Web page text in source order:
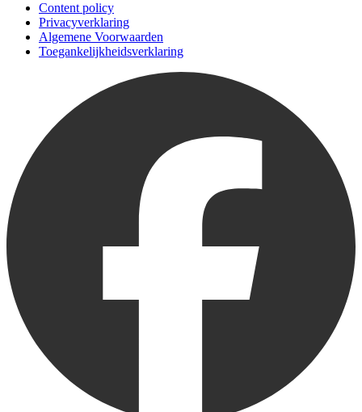
Content policy
Privacyverklaring
Algemene Voorwaarden
Toegankelijkheidsverklaring